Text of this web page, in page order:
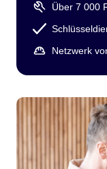
Über 7 000
Netzwerk